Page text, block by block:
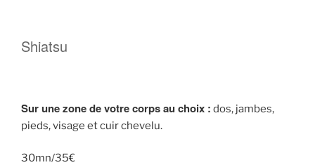
Shiatsu
Sur une zone de votre corps au choix : dos, jambes,
pieds, visage et cuir chevelu.
30mn/35€